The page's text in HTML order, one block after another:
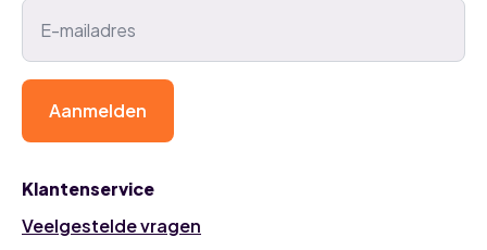
Klantenservice
Veelgestelde vragen
Aanmelden